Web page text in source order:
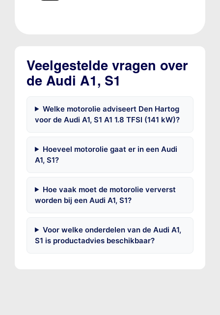
Veelgestelde vragen over
de Audi A1, S1
Welke motorolie adviseert Den Hartog
voor de Audi A1, S1 A1 1.8 TFSI (141 kW)?
Hoeveel motorolie gaat er in een Audi
A1, S1?
Hoe vaak moet de motorolie ververst
worden bij een Audi A1, S1?
Voor welke onderdelen van de Audi A1,
S1 is productadvies beschikbaar?